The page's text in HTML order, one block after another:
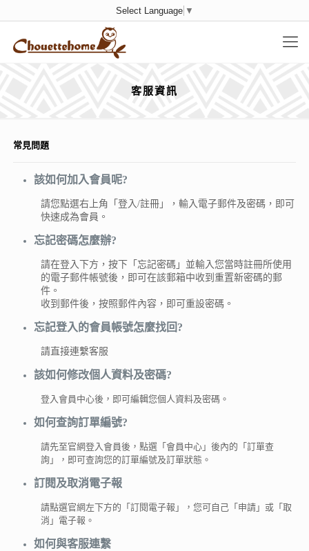
Select Language ▼
客服資訊
常見問題
​該如何加入會員呢?
請您點選右上角「登入/註冊」，輸入電子郵件及密碼，即可
快速成為會員。
忘記密碼怎麼辦?
請在登入下方，按下「忘記密碼」並輸入您當時註冊所使用
的電子郵件帳號後，即可在該郵箱中收到重置新密碼的郵
件。
收到郵件後，按照郵件內容，即可重設密碼。
忘記登入的會員帳號怎麼找回?
請直接連繫客服
該如何修改個人資料及密碼?
登入會員中心後，即可編輯您個人資料及密碼。
如何查詢訂單編號?
請先至官網登入會員後，點選「會員中心」後內的「訂單查
詢」，即可查詢您的訂單編號及訂單狀態。
訂閱及取消電子報
請點選官網左下方的「訂閱電子報」，您可自己「申請」或「取
消」電子報。
如何與客服連繫